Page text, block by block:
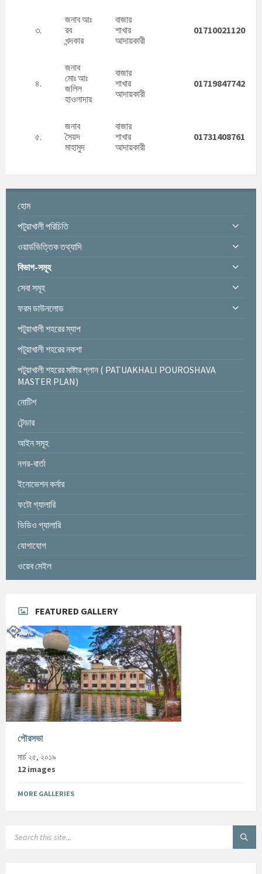
৩.
জনাব আঃ
রব
খন্দকার
বাজার
শাখার
আদায়কারী
01710021120
৪.
জনাব
মোঃ আঃ
জলিল
হাওলাদার
বাজার
শাখার
আদায়কারী
01719847742
৫.
জনাব
সৈয়দ
মাহামুদ
বাজার
শাখার
আদায়কারী
01731408761
হোম
পটুয়াখালী পরিচিতি
ওয়ার্ডভিত্তিক তথ্যাদি
বিভাগ-সমূহ
সেবা সমূহ
ফরম ডাউনলোড
পটুয়াখালী শহরের ম্যাপ
পটুয়াখালী শহরের নকশা
পটুয়াখালী শহরের মাষ্টার প্লান ( PATUAKHALI POUROSHAVA
MASTER PLAN)
নোটিশ
টেন্ডার
আইন সমূহ
নগর-বার্তা
ইনোভেশন কর্নার
ফটো গ্যালারি
ভিডিও গ্যালারি
যোগাযোগ
ওয়েব মেইল
FEATURED GALLERY
পৌরসভা
মার্চ ২৫, ২০১৯
12 images
MORE GALLERIES